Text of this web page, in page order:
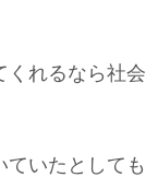
い！？その理由に
くれるなら社会
ていたとしても